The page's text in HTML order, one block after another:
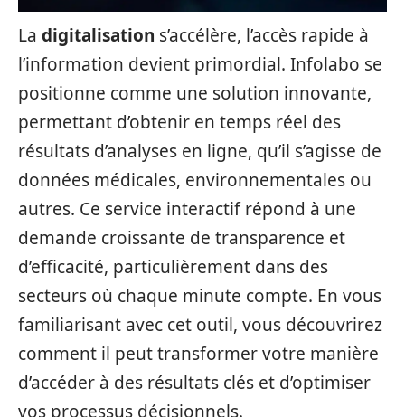
La digitalisation s’accélère, l’accès rapide à
l’information devient primordial. Infolabo se
positionne comme une solution innovante,
permettant d’obtenir en temps réel des
résultats d’analyses en ligne, qu’il s’agisse de
données médicales, environnementales ou
autres. Ce service interactif répond à une
demande croissante de transparence et
d’efficacité, particulièrement dans des
secteurs où chaque minute compte. En vous
familiarisant avec cet outil, vous découvrirez
comment il peut transformer votre manière
d’accéder à des résultats clés et d’optimiser
vos processus décisionnels.